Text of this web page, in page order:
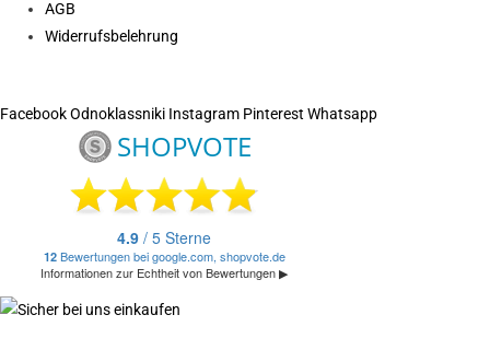
AGB
Widerrufsbelehrung
FacebookOdnoklassniki Instagram Pinterest Whatsapp